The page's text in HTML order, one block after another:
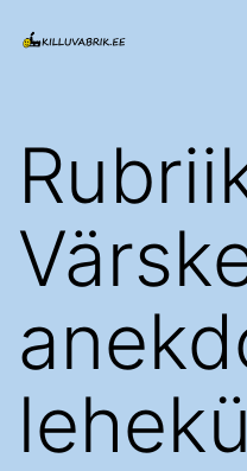
Killuvabrik.ee